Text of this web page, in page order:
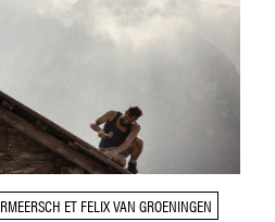
ET FELIX VAN GROENINGEN